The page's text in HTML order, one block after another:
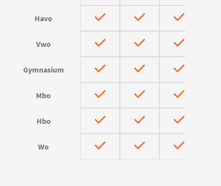
Havo
Vwo
Gymnasium
Mbo
Hbo
Wo